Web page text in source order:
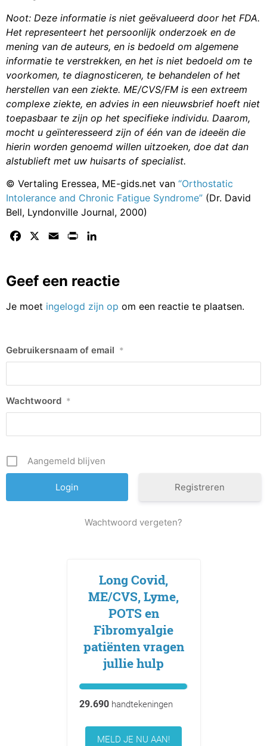
Noot: Deze informatie is niet geëvalueerd door het FDA.
Het representeert het persoonlijk onderzoek en de
mening van de auteurs, en is bedoeld om algemene
informatie te verstrekken, en het is niet bedoeld om te
voorkomen, te diagnosticeren, te behandelen of het
herstellen van een ziekte. ME/CVS/FM is een extreem
complexe ziekte, en advies in een nieuwsbrief hoeft niet
toepasbaar te zijn op het specifieke individu. Daarom,
mocht u geïnteresseerd zijn of één van de ideeën die
hierin worden genoemd willen uitzoeken, doe dat dan
alstublieft met uw huisarts of specialist.
© Vertaling Eressea, ME-gids.net van “Orthostatic
Intolerance and Chronic Fatigue Syndrome” (Dr. David
Bell, Lyndonville Journal, 2000)
Facebook Email Print
Geef een reactie
Je moet ingelogd zijn op om een reactie te plaatsen.
Gebruikersnaam of email *
Wachtwoord *
Aangemeld blijven
Registreren
Wachtwoord vergeten?
Long Covid,
ME/CVS, Lyme,
POTS en
Fibromyalgie
patiënten vragen
jullie hulp
29.690handtekeningen
MELD JE NU AAN!